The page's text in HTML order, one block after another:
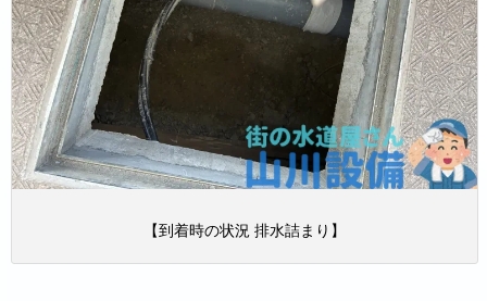
【到着時の状況 排水詰まり】